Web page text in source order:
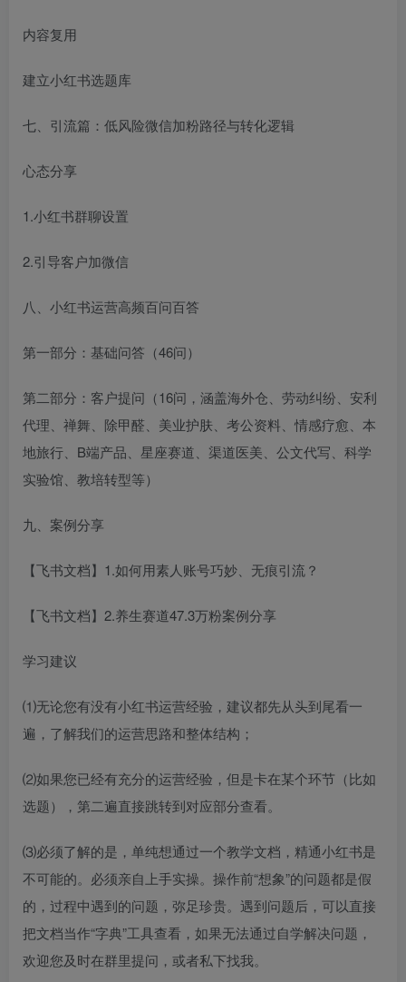
内容复用
建立小红书选题库
七、引流篇：低风险微信加粉路径与转化逻辑
心态分享
1.小红书群聊设置
2.引导客户加微信
八、小红书运营高频百问百答
第一部分：基础问答（46问）
第二部分：客户提问（16问，涵盖海外仓、劳动纠纷、安利
代理、禅舞、除甲醛、美业护肤、考公资料、情感疗愈、本
地旅行、B端产品、星座赛道、渠道医美、公文代写、科学
实验馆、教培转型等）
九、案例分享
【飞书文档】1.如何用素人账号巧妙、无痕引流？
【飞书文档】2.养生赛道47.3万粉案例分享
学习建议
⑴无论您有没有小红书运营经验，建议都先从头到尾看一
遍，了解我们的运营思路和整体结构；
⑵如果您已经有充分的运营经验，但是卡在某个环节（比如
选题），第二遍直接跳转到对应部分查看。
⑶必须了解的是，单纯想通过一个教学文档，精通小红书是
不可能的。必须亲自上手实操。操作前“想象”的问题都是假
的，过程中遇到的问题，弥足珍贵。遇到问题后，可以直接
把文档当作“字典”工具查看，如果无法通过自学解决问题，
欢迎您及时在群里提问，或者私下找我。